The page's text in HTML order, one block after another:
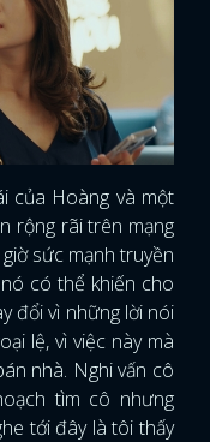
của Hoàng và một
rộng rãi trên mạng
sức mạnh truyền
có thể khiến cho
đổi vì những lời nói
lệ, vì việc này mà
nhà. Nghi vấn cô
tìm cô nhưng
tới đây là tôi thấy